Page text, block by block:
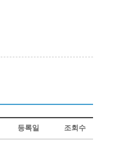
등록일 조회수